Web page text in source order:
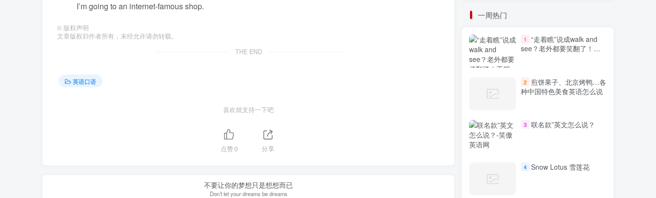
I’m going to an internet-famous shop.
© 版权声明
文章版权归作者所有，未经允许请勿转载。
THE END
英语口语
喜欢就支持一下吧
点赞0 分享
不要让你的梦想只是想想而已
Don’t let your dreams be dreams
一周热门
1
“走着瞧”说成walk and
see？老外都要笑翻了！不
2 煎饼果子、北京烤鸭…各
种中国特色美食英语怎么说
3 联名款”英文怎么说？
4 Snow Lotus 雪莲花